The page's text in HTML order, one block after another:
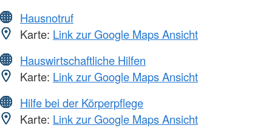
Hausnotruf
Karte: Link zur Google Maps Ansicht
Hauswirtschaftliche Hilfen
Karte: Link zur Google Maps Ansicht
Hilfe bei der Körperpflege
Karte: Link zur Google Maps Ansicht